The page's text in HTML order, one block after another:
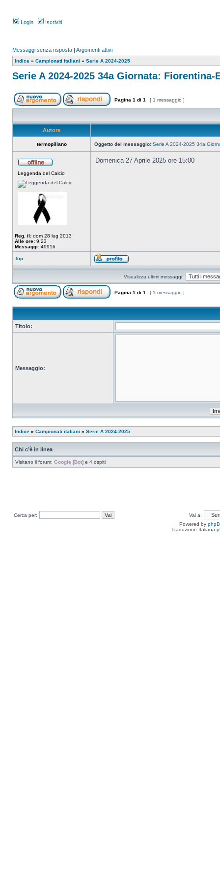
Login Iscriviti
Messaggi senza risposta | Argomenti attivi
Indice » Campionati italiani » Serie A 2024-2025
Serie A 2024-2025 34a Giornata: Fiorentina-
Pagina 1 di 1 [ 1 messaggio ]
Autore
termopiliano Oggetto del messaggio: Serie A 2024-2025 34a
Leggenda del Calcio
Reg. il: dom 28 lug 2013
Alle ore: 9:23
Messaggi: 49916
Domenica 27 Aprile 2025 ore 15:00
Top
Visualizza ultimi messaggi:
Pagina 1 di 1 [ 1 messaggio ]
Titolo:
Messaggio:
Indice » Campionati italiani » Serie A 2024-2025
Chi c’è in linea
Visitano il forum: Google [Bot] e 4 ospiti
Cerca per:
Vai a:
Powered by
Traduzione Italiana